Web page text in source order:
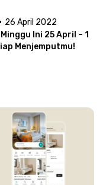
· 26 April 2022
Ini 25 April – 1
Menjemputmu!